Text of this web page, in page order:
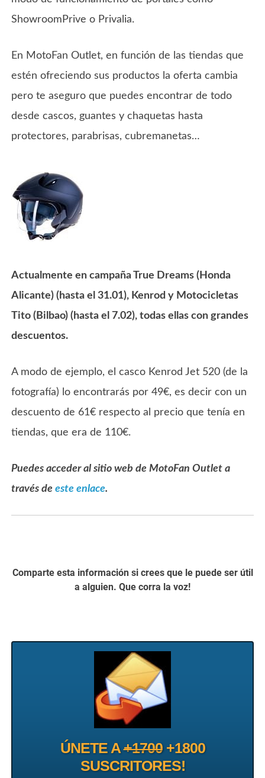
ShowroomPrive o Privalia.
En MotoFan Outlet, en función de las tiendas que
estén ofreciendo sus productos la oferta cambia
pero te aseguro que puedes encontrar de todo
desde cascos, guantes y chaquetas hasta
protectores, parabrisas, cubremanetas…
Actualmente en campaña True Dreams (Honda
Alicante) (hasta el 31.01), Kenrod y Motocicletas
Tito (Bilbao) (hasta el 7.02), todas ellas con grandes
descuentos.
A modo de ejemplo, el casco Kenrod Jet 520 (de la
fotografía) lo encontrarás por 49€, es decir con un
descuento de 61€ respecto al precio que tenía en
tiendas, que era de 110€.
Puedes acceder al sitio web de MotoFan Outlet a
través deeste enlace.
Comparte esta información si crees que le puede ser útil
a alguien. Que corra la voz!
ÚNETE A+1700+1800
SUSCRITORES!